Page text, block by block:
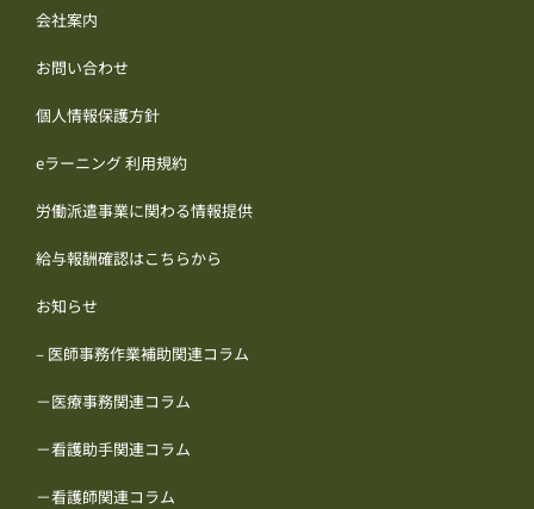
会社案内
お問い合わせ
個人情報保護方針
eラーニング 利用規約
労働派遣事業に関わる情報提供
給与報酬確認はこちらから
お知らせ
– 医師事務作業補助関連コラム
－医療事務関連コラム
－看護助手関連コラム
－看護師関連コラム